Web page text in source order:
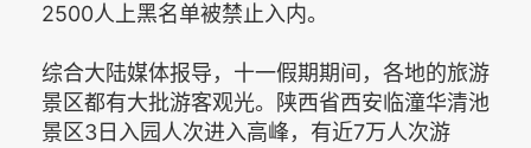
2500人上黑名单被禁止入内。
综合大陆媒体报导，十一假期期间，各地的旅游
景区都有大批游客观光。陕西省西安临潼华清池
景区3日入园人次进入高峰，有近7万人次游